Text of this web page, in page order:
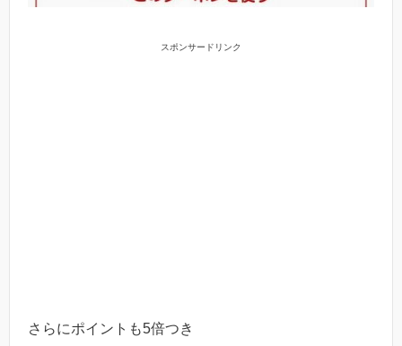
スポンサードリンク
さらにポイントも5倍つき